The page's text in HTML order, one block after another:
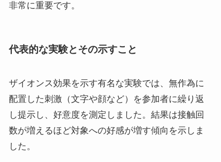
非常に重要です。
代表的な実験とその示すこと
ザイオンス効果を示す有名な実験では、無作為に
配置した刺激（文字や顔など）を参加者に繰り返
し提示し、好意度を測定しました。結果は接触回
数が増えるほど対象への好感が増す傾向を示しま
した。